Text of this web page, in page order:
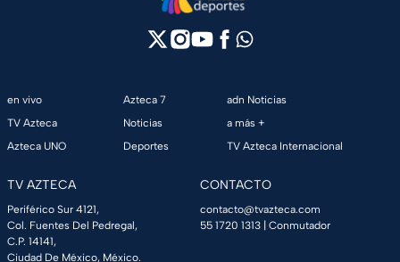
en vivo
TV Azteca
Azteca UNO
Azteca 7
Noticias
Deportes
adn Noticias
a más +
TV Azteca Internacional
TV AZTECA
Periférico Sur 4121,
Col. Fuentes Del Pedregal,
C.P. 14141,
Ciudad De México, México.
CONTACTO
contacto@tvazteca.com
55 1720 1313 | Conmutador